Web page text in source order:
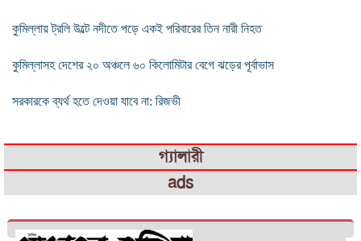
কুমিল্লায় ট্রলি উল্টে নদীতে পড়ে একই পরিবারের তিন নারী নিহত
কুমিল্লাসহ দেশের ২০ অঞ্চলে ৬০ কিলোমিটার বেগে ঝড়ের পূর্বাভাস
সরকারকে ব্যর্থ হতে দেওয়া যাবে না: রিজভী
গ্যালারী
ads